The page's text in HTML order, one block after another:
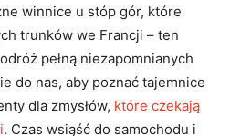
winnice u stóp gór, które
trunków we Francji – ten
pełną niezapomnianych
do nas, aby poznać tajemnice
dla zmysłów, które czekają
. Czas wsiąść do samochodu i